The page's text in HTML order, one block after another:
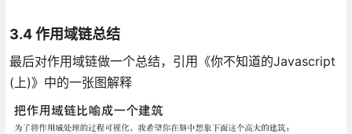
3.4 作用域链总结
最后对作用域链做一个总结，引用《你不知道的Javascript
(上)》中的一张图解释